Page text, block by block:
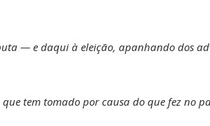
— e daqui à eleição, apanhando dos
tem tomado por causa do que fez no